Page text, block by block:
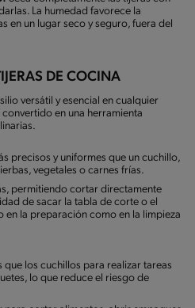
La humedad favorece la
en un lugar seco y seguro, fuera del
DE COCINA
versátil y esencial en cualquier
en una herramienta
precisos y uniformes que un cuchillo,
vegetales o carnes frías.
permitiendo cortar directamente
de sacar la tabla de corte o el
la preparación como en la limpieza
que los cuchillos para realizar tareas
lo que reduce el riesgo de